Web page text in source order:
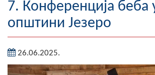
Географија
Насељена мјеста
Занимљивости
7. Конференција беба
општини Језеро
26.06.2025.